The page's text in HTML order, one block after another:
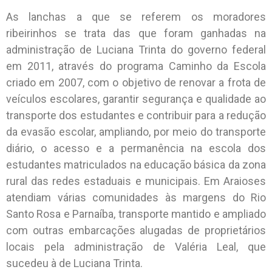
As lanchas a que se referem os moradores
ribeirinhos se trata das que foram ganhadas na
administração de Luciana Trinta do governo federal
em 2011, através do programa Caminho da Escola
criado em 2007, com o objetivo de renovar a frota de
veículos escolares, garantir segurança e qualidade ao
transporte dos estudantes e contribuir para a redução
da evasão escolar, ampliando, por meio do transporte
diário, o acesso e a permanência na escola dos
estudantes matriculados na educação básica da zona
rural das redes estaduais e municipais. Em Araioses
atendiam várias comunidades às margens do Rio
Santo Rosa e Parnaíba, transporte mantido e ampliado
com outras embarcações alugadas de proprietários
locais pela administração de Valéria Leal, que
sucedeu à de Luciana Trinta.